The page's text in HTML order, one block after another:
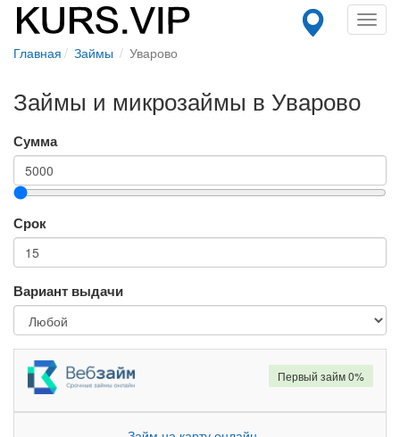
Главная Займы Уварово
Займы и микрозаймы в Уварово
Сумма
Срок
Вариант выдачи
Первый займ 0%